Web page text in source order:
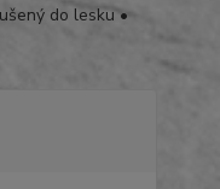
do lesku •